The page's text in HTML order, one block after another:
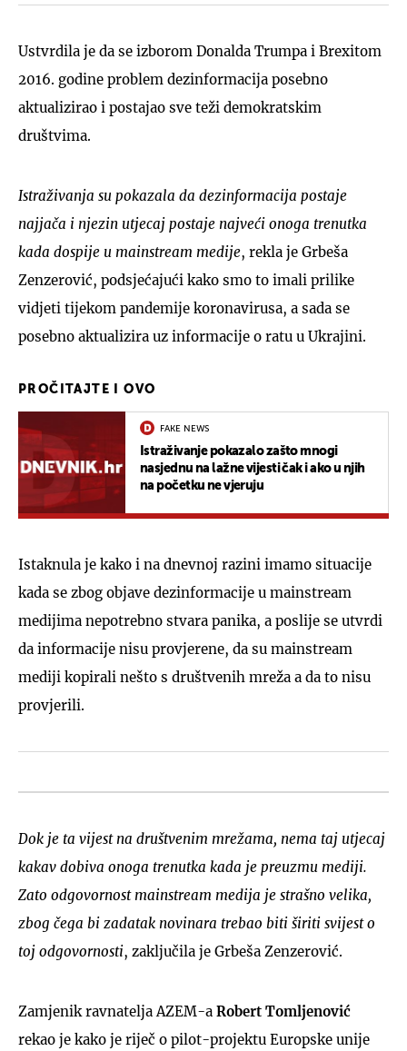
Ustvrdila je da se izborom Donalda Trumpa i Brexitom
2016. godine problem dezinformacija posebno
aktualizirao i postajao sve teži demokratskim
društvima.
Istraživanja su pokazala da dezinformacija postaje
najjača i njezin utjecaj postaje najveći onoga trenutka
kada dospije u mainstream medije, rekla je Grbeša
Zenzerović, podsjećajući kako smo to imali prilike
vidjeti tijekom pandemije koronavirusa, a sada se
posebno aktualizira uz informacije o ratu u Ukrajini.
PROČITAJTE I OVO
FAKE NEWS
Istraživanje pokazalo zašto mnogi
nasjednu na lažne vijesti čak i ako u njih
na početku ne vjeruju
Istaknula je kako i na dnevnoj razini imamo situacije
kada se zbog objave dezinformacije u mainstream
medijima nepotrebno stvara panika, a poslije se utvrdi
da informacije nisu provjerene, da su mainstream
mediji kopirali nešto s društvenih mreža a da to nisu
provjerili.
Dok je ta vijest na društvenim mrežama, nema taj utjecaj
kakav dobiva onoga trenutka kada je preuzmu mediji.
Zato odgovornost mainstream medija je strašno velika,
zbog čega bi zadatak novinara trebao biti širiti svijest o
toj odgovornosti, zaključila je Grbeša Zenzerović.
Zamjenik ravnatelja AZEM-a Robert Tomljenović
rekao je kako je riječ o pilot-projektu Europske unije